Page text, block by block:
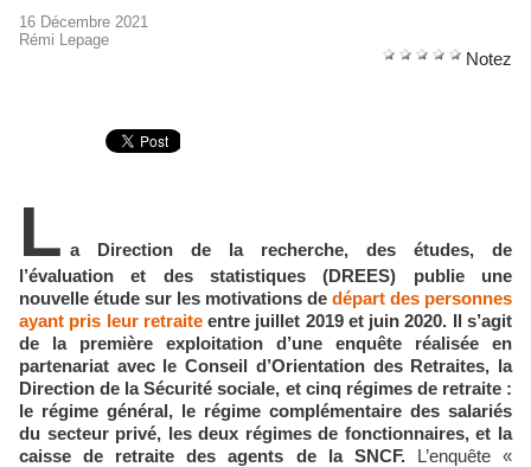
16 Décembre 2021
Rémi Lepage
Notez
L a Direction de la recherche, des études, de
l’évaluation et des statistiques (DREES) publie une
nouvelle étude sur les motivations de départ des personnes
ayant pris leur retraiteentre juillet 2019 et juin 2020. Il s’agit
de la première exploitation d’une enquête réalisée en
partenariat avec le Conseil d’Orientation des Retraites, la
Direction de la Sécurité sociale, et cinq régimes de retraite :
le régime général, le régime complémentaire des salariés
du secteur privé, les deux régimes de fonctionnaires, et la
caisse de retraite des agents de la SNCF. L’enquête «